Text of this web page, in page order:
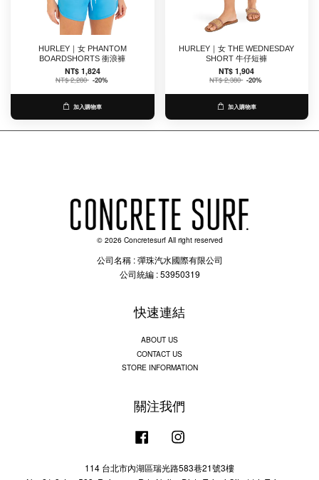
HURLEY｜女 PHANTOM
BOARDSHORTS 衝浪褲
NT$ 1,824
NT$ 2,280 -20%
加入購物車
HURLEY｜女 THE WEDNESDAY
SHORT 牛仔短褲
NT$ 1,904
NT$ 2,380 -20%
加入購物車
© 2026 Concretesurf All right reserved
公司名稱 : 彈珠汽水國際有限公司
公司統編 : 53950319
快速連結
ABOUT US
CONTACT US
STORE INFORMATION
關注我們
Facebook
114 台北市內湖區瑞光路583巷21號3樓